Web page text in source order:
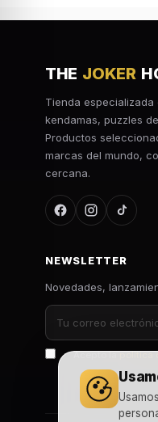
THE JOKER
Tienda
kendamas, puzzles
Productos
marcas del mundo,
cercana.
NEWSLETTER
Novedades,
Acepto lapolítica